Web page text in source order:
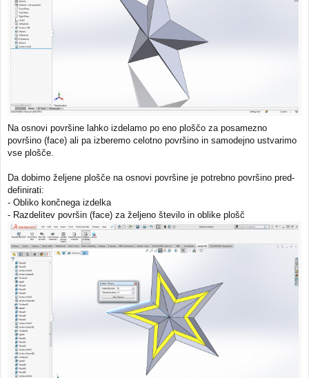
Na osnovi površine lahko izdelamo po eno ploščo za posamezno
površino (face) ali pa izberemo celotno površino in samodejno ustvarimo
vse plošče.
Da dobimo željene plošče na osnovi površine je potrebno površino pred-
definirati:
- Obliko končnega izdelka
- Razdelitev površin (face) za željeno število in oblike plošč